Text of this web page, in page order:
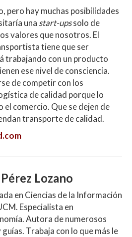
pero hay muchas posibilidades
una start-upssolo de
valores que nosotros. El
tiene que ser
trabajando con un producto
ese nivel de consciencia.
de competir con los
de calidad porque lo
el comercio. Que se dejen de
transporte de calidad.
Lozano
en Ciencias de la Información
Especialista en
Autora de numerosos
guías. Trabaja con lo que más le